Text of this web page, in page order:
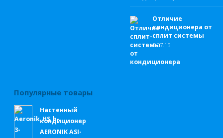
Отличие
кондиционера от
сплит системы
5.07.15
Популярные товары
Настенный
кондиционер
AERONIK ASI-